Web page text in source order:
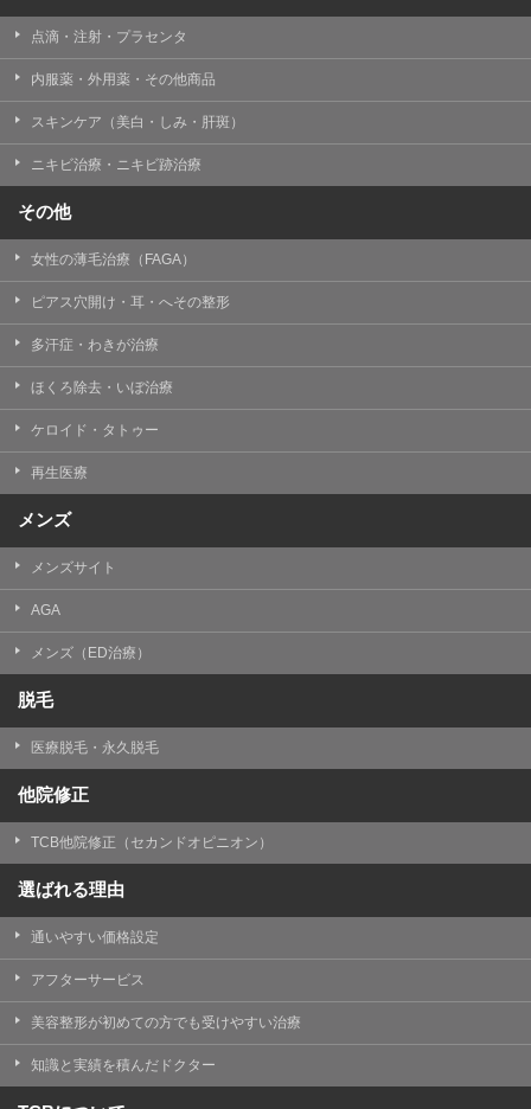
点滴・注射・プラセンタ
内服薬・外用薬・その他商品
スキンケア（美白・しみ・肝斑）
ニキビ治療・ニキビ跡治療
その他
女性の薄毛治療（FAGA）
ピアス穴開け・耳・へその整形
多汗症・わきが治療
ほくろ除去・いぼ治療
ケロイド・タトゥー
再生医療
メンズ
メンズサイト
AGA
メンズ（ED治療）
脱毛
医療脱毛・永久脱毛
他院修正
TCB他院修正（セカンドオピニオン）
選ばれる理由
通いやすい価格設定
アフターサービス
美容整形が初めての方でも受けやすい治療
知識と実績を積んだドクター